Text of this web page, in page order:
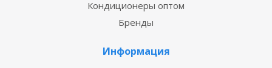
Кондиционеры оптом
Бренды
Информация